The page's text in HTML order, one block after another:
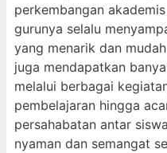
perkembangan
gurunya selalu
yang menarik dan
juga mendapatkan
melalui berbagai
pembelajaran hingga
persahabatan antar
nyaman dan semangat